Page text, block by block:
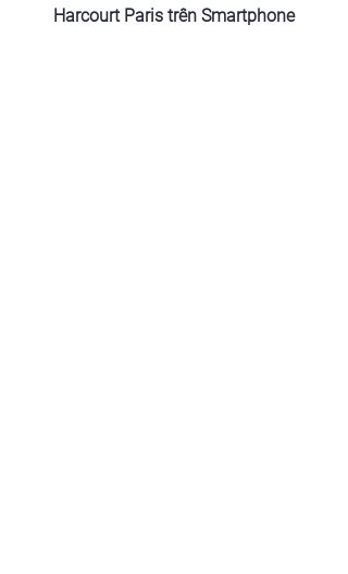
Harcourt Paris trên Smartphone